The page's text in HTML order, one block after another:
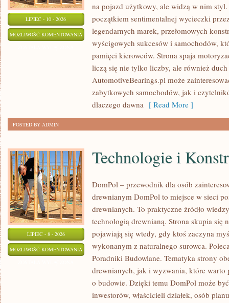
LIPIEC - 10 - 2026
MOŻLIWOŚĆ KOMENTOWANIA KLASYKI
WSZECH
CZASÓW
na pojazd użytkowy, ale widzą w nim
początkiem sentimentalnej wycieczki
legendarnych marek, przełomowych
wyścigowych sukcesów i samochodów,
pamięci kierowców. Strona spaja
liczą się nie tylko liczby, ale również duch
AutomotiveBearings.pl może
zabytkowych samochodów, jak i
dlaczego dawna [ Read More ]
POSTED BY ADMIN
LIPIEC - 8 - 2026
MOŻLIWOŚĆ KOMENTOWANIA TECHNOLOGIE
KONSTRUKCJE
Technologie i
DomPol – przewodnik dla osób
drewnianym DomPol to miejsce w sieci
drewnianych. To praktyczne źródło
technologią drewnianą. Strona skupia się
pojawiają się wtedy, gdy ktoś zaczyna
wykonanym z naturalnego surowca.
Poradniki Budowlane. Tematyka strony
drewnianych, jak i wyzwania, które warto
o budowie. Dzięki temu DomPol może
inwestorów, właścicieli działek, osób